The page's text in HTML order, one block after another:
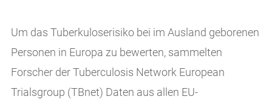
Um das Tuberkuloserisiko bei im Ausland geborenen
Personen in Europa zu bewerten, sammelten
Forscher der Tuberculosis Network European
Trialsgroup (TBnet) Daten aus allen EU-